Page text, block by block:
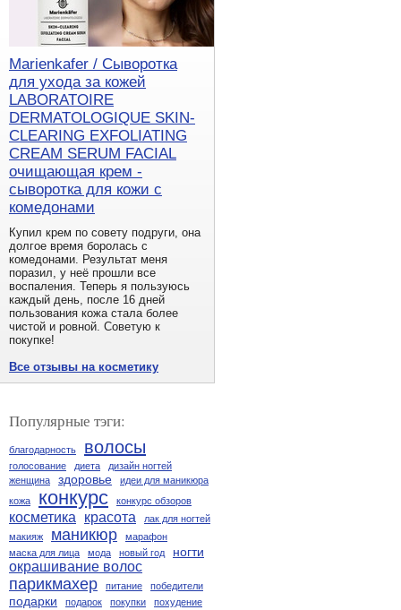
Marienkafer / Сыворотка
для ухода за кожей
LABORATOIRE
DERMATOLOGIQUE SKIN-
CLEARING EXFOLIATING
CREAM SERUM FACIAL
очищающая крем -
сыворотка для кожи с
комедонами
Купил крем по совету подруги, она
долгое время боролась с
комедонами. Результат меня
поразил, у неё прошли все
воспаления. Теперь я пользуюсь
каждый день, после 16 дней
пользования кожа стала более
чистой и ровной. Советую к
покупке!
Все отзывы на косметику
Популярные тэги:
благодарность волосы
голосование диета
дизайн ногтей
женщина
здоровье
идеи для маникюра
кожа
конкурс конкурс обзоров
косметика красота
лак для ногтей
макияж
маникюр
марафон
маска для лица
мода новый год ногти
окрашивание волос
парикмахер питание победители
подарки подарок покупки
похудение